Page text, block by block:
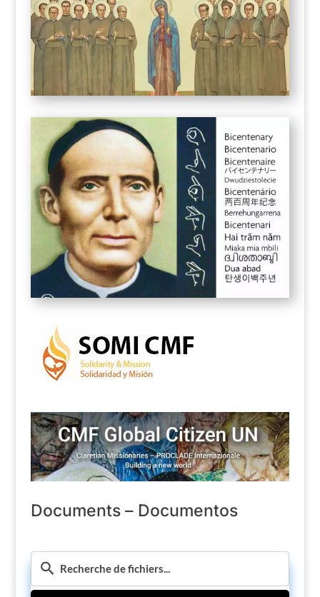
Documents – Documentos